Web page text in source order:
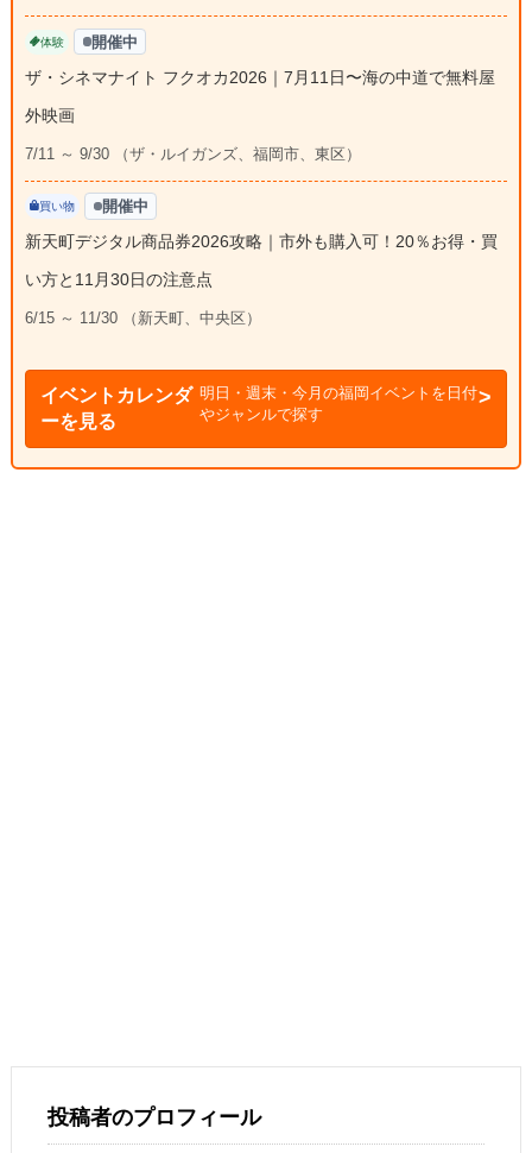
体験 開催中
ザ・シネマナイト フクオカ2026｜7月11日〜海の中道で無料屋
外映画
7/11 ～ 9/30 （ザ・ルイガンズ、福岡市、東区）
買い物 開催中
新天町デジタル商品券2026攻略｜市外も購入可！20％お得・買
い方と11月30日の注意点
6/15 ～ 11/30 （新天町、中央区）
イベントカレンダ
ーを見る
明日・週末・今月の福岡イベントを日付
やジャンルで探す
投稿者のプロフィール